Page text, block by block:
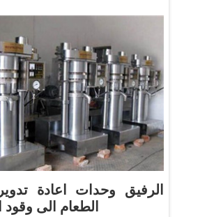
الرفيق وحدات اعادة
الطعام الى وقود